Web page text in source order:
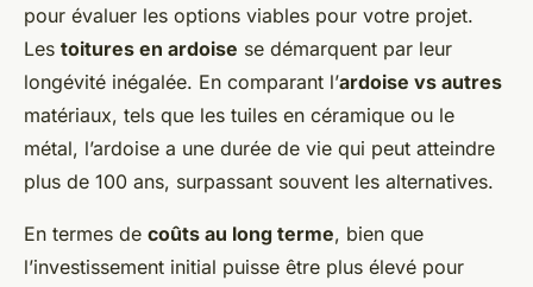
pour évaluer les options viables pour votre projet.
Les toitures en ardoise se démarquent par leur
longévité inégalée. En comparant l’ardoise vs autres
matériaux, tels que les tuiles en céramique ou le
métal, l’ardoise a une durée de vie qui peut atteindre
plus de 100 ans, surpassant souvent les alternatives.
En termes de coûts au long terme, bien que
l’investissement initial puisse être plus élevé pour